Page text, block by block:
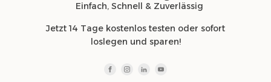
Einfach, Schnell & Zuverlässig
Jetzt 14 Tage kostenlos testen oder sofort
loslegen und sparen!